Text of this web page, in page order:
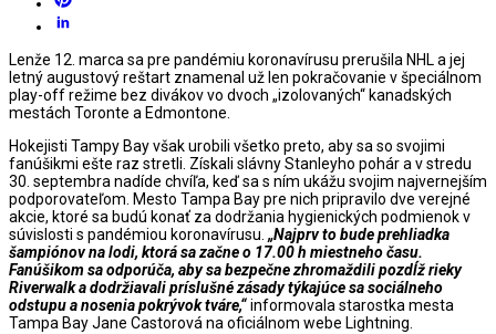
Lenže 12. marca sa pre pandémiu koronavírusu prerušila NHL a jej
letný augustový reštart znamenal už len pokračovanie v špeciálnom
play-off režime bez divákov vo dvoch „izolovaných“ kanadských
mestách Toronte a Edmontone.
Hokejisti Tampy Bay však urobili všetko preto, aby sa so svojimi
fanúšikmi ešte raz stretli. Získali slávny Stanleyho pohár a v stredu
30. septembra nadíde chvíľa, keď sa s ním ukážu svojim najvernejším
podporovateľom. Mesto Tampa Bay pre nich pripravilo dve verejné
akcie, ktoré sa budú konať za dodržania hygienických podmienok v
súvislosti s pandémiou koronavírusu. „Najprv to bude prehliadka
šampiónov na lodi, ktorá sa začne o 17.00 h miestneho času.
Fanúšikom sa odporúča, aby sa bezpečne zhromaždili pozdĺž rieky
Riverwalk a dodržiavali príslušné zásady týkajúce sa sociálneho
odstupu a nosenia pokrývok tváre,“informovala starostka mesta
Tampa Bay Jane Castorová na oficiálnom webe Lightning.